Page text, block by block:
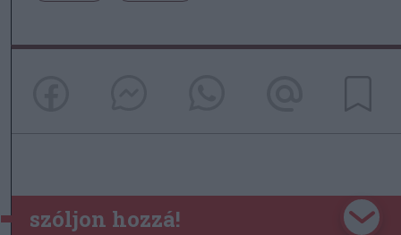
szóljon hozzá!